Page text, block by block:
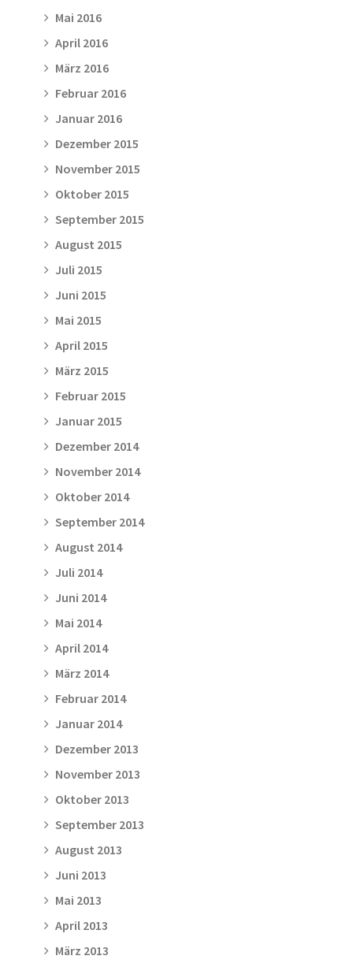
Mai 2016
April 2016
März 2016
Februar 2016
Januar 2016
Dezember 2015
November 2015
Oktober 2015
September 2015
August 2015
Juli 2015
Juni 2015
Mai 2015
April 2015
März 2015
Februar 2015
Januar 2015
Dezember 2014
November 2014
Oktober 2014
September 2014
August 2014
Juli 2014
Juni 2014
Mai 2014
April 2014
März 2014
Februar 2014
Januar 2014
Dezember 2013
November 2013
Oktober 2013
September 2013
August 2013
Juni 2013
Mai 2013
April 2013
März 2013